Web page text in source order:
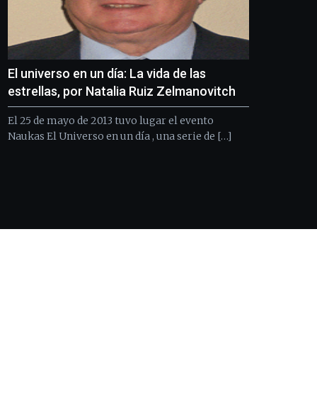
septiembre
octubre.
La
iniciativa,
organizada
por
El universo en un día: La vida de las
estrellas, por Natalia Ruiz Zelmanovitch
El 25 de mayo de 2013 tuvo lugar el evento
Naukas El Universo en un día , una serie de […]